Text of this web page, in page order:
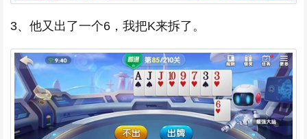
3、他又出了一个6，我把K来拆了。